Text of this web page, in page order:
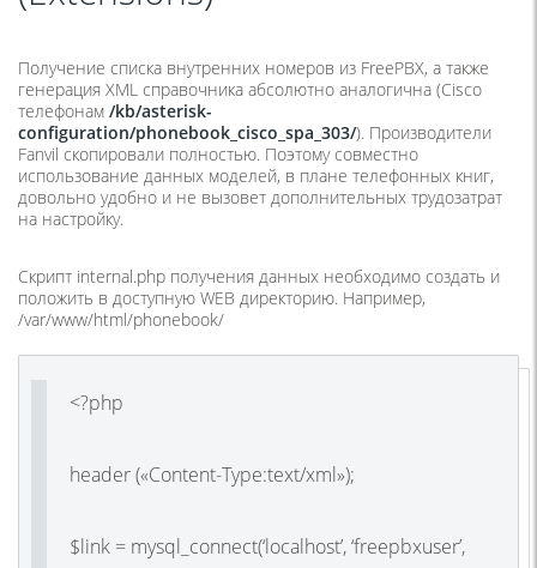
Получение списка внутренних номеров из FreePBX, а также
генерация XML справочника абсолютно аналогична (Cisco
телефонам /kb/asterisk-
configuration/phonebook_cisco_spa_303/). Производители
Fanvil скопировали полностью. Поэтому совместно
использование данных моделей, в плане телефонных книг,
довольно удобно и не вызовет дополнительных трудозатрат
на настройку.
Скрипт internal.php получения данных необходимо создать и
положить в доступную WEB директорию. Например,
/var/www/html/phonebook/
<?php
header («Content-Type:text/xml»);
$link = mysql_connect(‘localhost’, ‘freepbxuser’,